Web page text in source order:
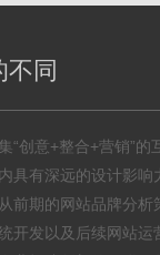
不同
“创意+整合+营销”的
具有深远的设计影响
前期的网站品牌分析
开发以及后续网站运